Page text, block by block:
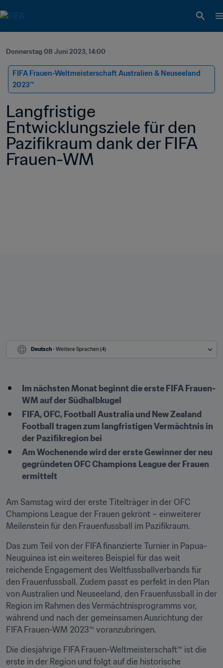
Donnerstag 08 Juni 2023, 14:00
FIFA Frauen-Weltmeisterschaft Australien & Neuseeland
2023™
Langfristige
Entwicklungsziele für den
Pazifikraum dank der FIFA
Frauen-WM
Deutsch - Weitere Sprachen (4)
Im nächsten Monat beginnt die erste FIFA Frauen-
WM auf der Südhalbkugel
FIFA, OFC, Football Australia und New Zealand
Football tragen zum langfristigen Vermächtnis in
der Pazifikregion bei
Am Wochenende wird der erste Gewinner der neu
gegründeten OFC Champions League der Frauen
ermittelt
Am Samstag wird der erste Titelträger in der OFC
Champions League der Frauen gekrönt – einweiterer
Meilenstein für den Frauenfussball im Pazifikraum.
Das zum Teil von der FIFA finanzierte Turnier in Papua-
Neuguinea ist ein weiteres Beispiel für das weit
reichende Engagement des Weltfussballverbands für
den Frauenfussball. Zudem passt es perfekt in den Plan
von Australien und Neuseeland, den Frauenfussball in der
Region im Rahmen des Vermächtnisprogramms vor,
während und nach der gemeinsamen Ausrichtung der
FIFA Frauen-WM 2023™ voranzubringen.
Die diesjährige FIFA Frauen-Weltmeisterschaft™ ist die
erste in der Region und folgt auf die historische